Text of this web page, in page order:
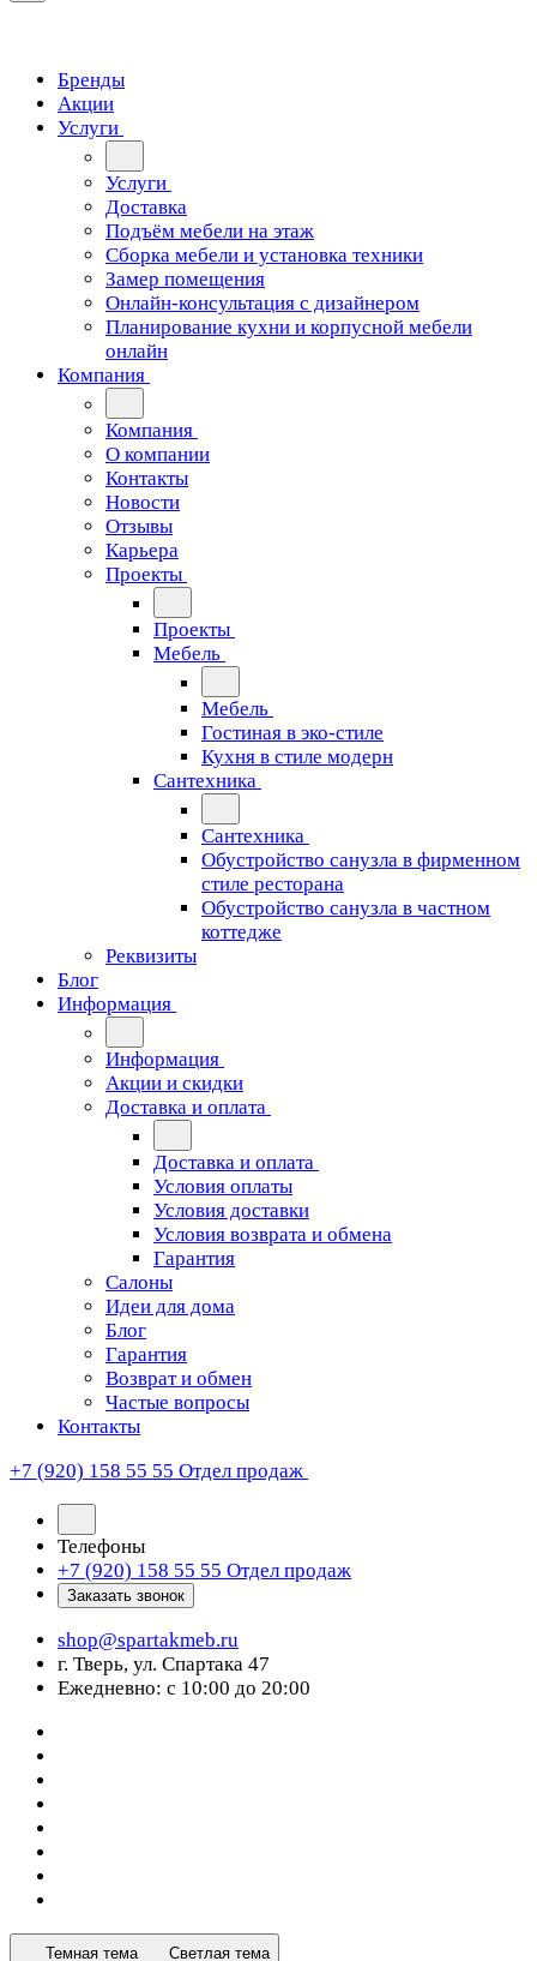
Бренды
Акции
Услуги
Услуги
Доставка
Подъём мебели на этаж
Сборка мебели и установка техники
Замер помещения
Онлайн-консультация с дизайнером
Планирование кухни и корпусной мебели
онлайн
Компания
Компания
О компании
Контакты
Новости
Отзывы
Карьера
Проекты
Проекты
Мебель
Мебель
Гостиная в эко-стиле
Кухня в стиле модерн
Сантехника
Сантехника
Обустройство санузла в фирменном
стиле ресторана
Обустройство санузла в частном
коттедже
Реквизиты
Блог
Информация
Информация
Акции и скидки
Доставка и оплата
Доставка и оплата
Условия оплаты
Условия доставки
Условия возврата и обмена
Гарантия
Салоны
Идеи для дома
Блог
Гарантия
Возврат и обмен
Частые вопросы
Контакты
+7 (920) 158 55 55 Отдел продаж
Телефоны
+7 (920) 158 55 55 Отдел продаж
Заказать звонок
shop@spartakmeb.ru
г. Тверь, ул. Спартака 47
Ежедневно: с 10:00 до 20:00
Темная тема Светлая тема